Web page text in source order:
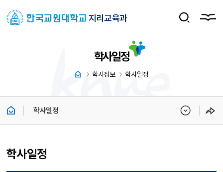
지리교육과
학사일정
학사정보 학사일정
학사일정
학사일정